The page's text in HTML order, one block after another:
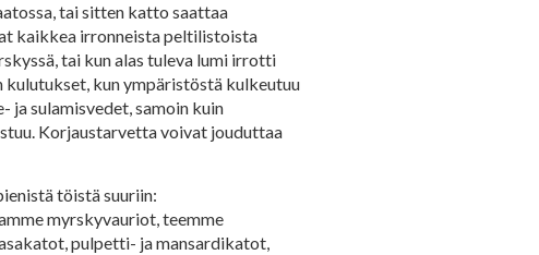
tai sitten katto saattaa
kaikkea irronneista peltilistoista
tai kun alas tuleva lumi irrotti
kun ympäristöstä kulkeutuu
ja sulamisvedet, samoin kuin
Korjaustarvetta voivat jouduttaa
töistä suuriin:
myrskyvauriot, teemme
pulpetti- ja mansardikatot,